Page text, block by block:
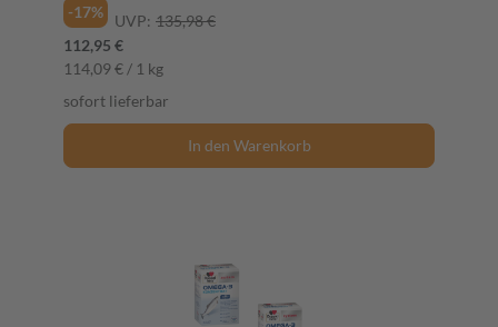
-17%
UVP: 135,98 €
112,95 €
114,09 € / 1 kg
sofort lieferbar
In den Warenkorb